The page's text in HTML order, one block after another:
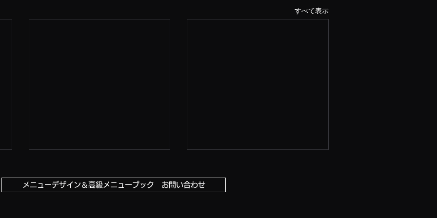
すべて表示
メニューデザイン＆高級メニューブック お問い合わせ